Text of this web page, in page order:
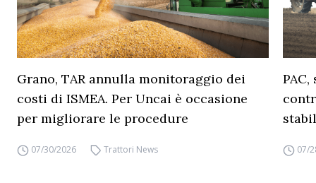
Grano, TAR annulla monitoraggio dei
costi di ISMEA. Per Uncai è occasione
per migliorare le procedure
07/30/2026 Trattori News 07/